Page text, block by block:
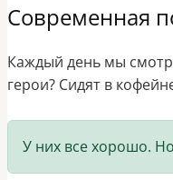
Современная
Каждый день мы
герои? Сидят в
У них все хорошо.